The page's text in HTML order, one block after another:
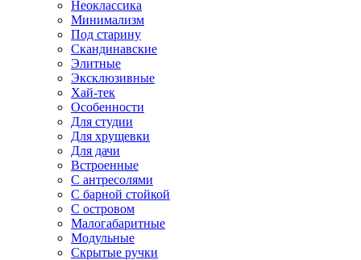
Неоклассика
Минимализм
Под старину
Скандинавские
Элитные
Эксклюзивные
Хай-тек
Особенности
Для студии
Для хрущевки
Для дачи
Встроенные
С антресолями
С барной стойкой
С островом
Малогабаритные
Модульные
Скрытые ручки